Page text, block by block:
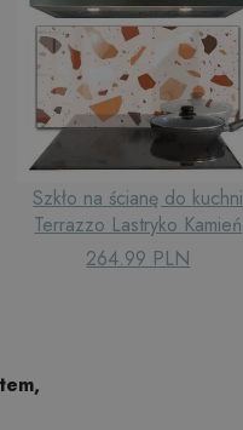
Szkło na ścianę do kuchni
Terrazzo Lastryko Kamień
264.99 PLN